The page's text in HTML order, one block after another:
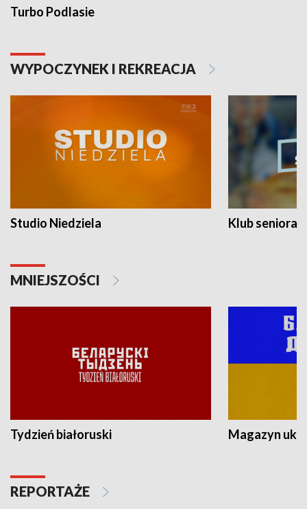
Turbo Podlasie
WYPOCZYNEK I REKREACJA
Studio Niedziela Klub seniora
MNIEJSZOŚCI
Tydzień białoruski Magazyn
REPORTAŻE